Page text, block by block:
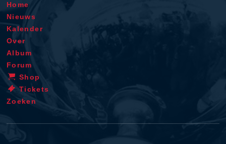
Home
Nieuws
Kalender
Over
Album
Forum
Shop
Tickets
Zoeken